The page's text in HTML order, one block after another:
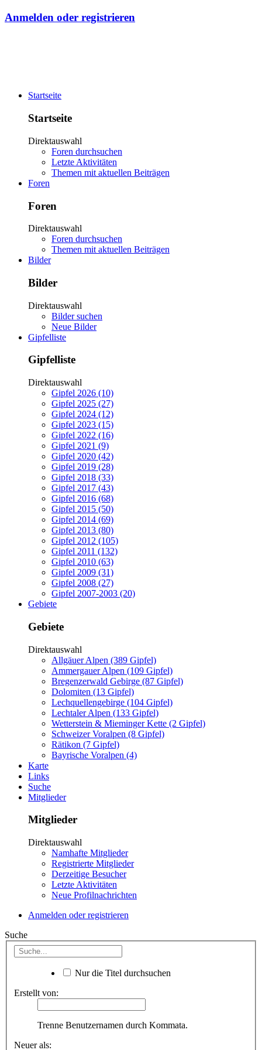
Anmelden oder registrieren
Startseite
Startseite
Direktauswahl
Foren durchsuchen
Letzte Aktivitäten
Themen mit aktuellen Beiträgen
Foren
Foren
Direktauswahl
Foren durchsuchen
Themen mit aktuellen Beiträgen
Bilder
Bilder
Direktauswahl
Bilder suchen
Neue Bilder
Gipfelliste
Gipfelliste
Direktauswahl
Gipfel 2026 (10)
Gipfel 2025 (27)
Gipfel 2024 (12)
Gipfel 2023 (15)
Gipfel 2022 (16)
Gipfel 2021 (9)
Gipfel 2020 (42)
Gipfel 2019 (28)
Gipfel 2018 (33)
Gipfel 2017 (43)
Gipfel 2016 (68)
Gipfel 2015 (50)
Gipfel 2014 (69)
Gipfel 2013 (80)
Gipfel 2012 (105)
Gipfel 2011 (132)
Gipfel 2010 (63)
Gipfel 2009 (31)
Gipfel 2008 (27)
Gipfel 2007-2003 (20)
Gebiete
Gebiete
Direktauswahl
Allgäuer Alpen (389 Gipfel)
Ammergauer Alpen (109 Gipfel)
Bregenzerwald Gebirge (87 Gipfel)
Dolomiten (13 Gipfel)
Lechquellengebirge (104 Gipfel)
Lechtaler Alpen (133 Gipfel)
Wetterstein & Mieminger Kette (2 Gipfel)
Schweizer Voralpen (8 Gipfel)
Rätikon (7 Gipfel)
Bayrische Voralpen (4)
Karte
Links
Suche
Mitglieder
Mitglieder
Direktauswahl
Namhafte Mitglieder
Registrierte Mitglieder
Derzeitige Besucher
Letzte Aktivitäten
Neue Profilnachrichten
Anmelden oder registrieren
Suche
Nur die Titel durchsuchen
Erstellt von:
Trenne Benutzernamen durch Kommata.
Neuer als: